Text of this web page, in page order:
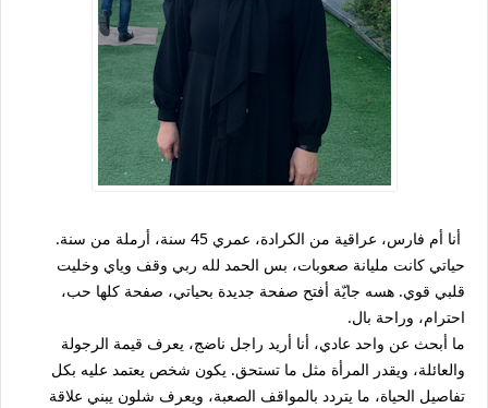
أنا أم فارس، عراقية من الكرادة، عمري 45 سنة، أرملة من سنة.
حياتي كانت مليانة صعوبات، بس الحمد لله ربي وقف وياي وخليت
قلبي قوي. هسه جايّة أفتح صفحة جديدة بحياتي، صفحة كلها حب،
احترام، وراحة بال.
ما أبحث عن واحد عادي، أنا أريد راجل ناضج، يعرف قيمة الرجولة
والعائلة، ويقدر المرأة مثل ما تستحق. يكون شخص يعتمد عليه بكل
تفاصيل الحياة، ما يتردد بالمواقف الصعبة، ويعرف شلون يبني علاقة